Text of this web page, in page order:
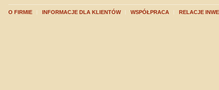
O FIRMIE INFORMACJE DLA KLIENTÓW WSPÓŁPRACA RELACJE